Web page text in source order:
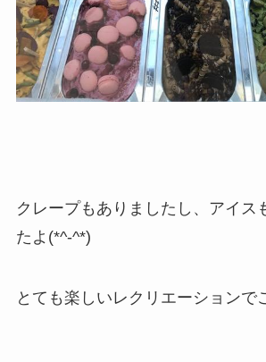
クレープもありましたし、アイス
たよ(*^-^*)
とても楽しいレクリエーションで